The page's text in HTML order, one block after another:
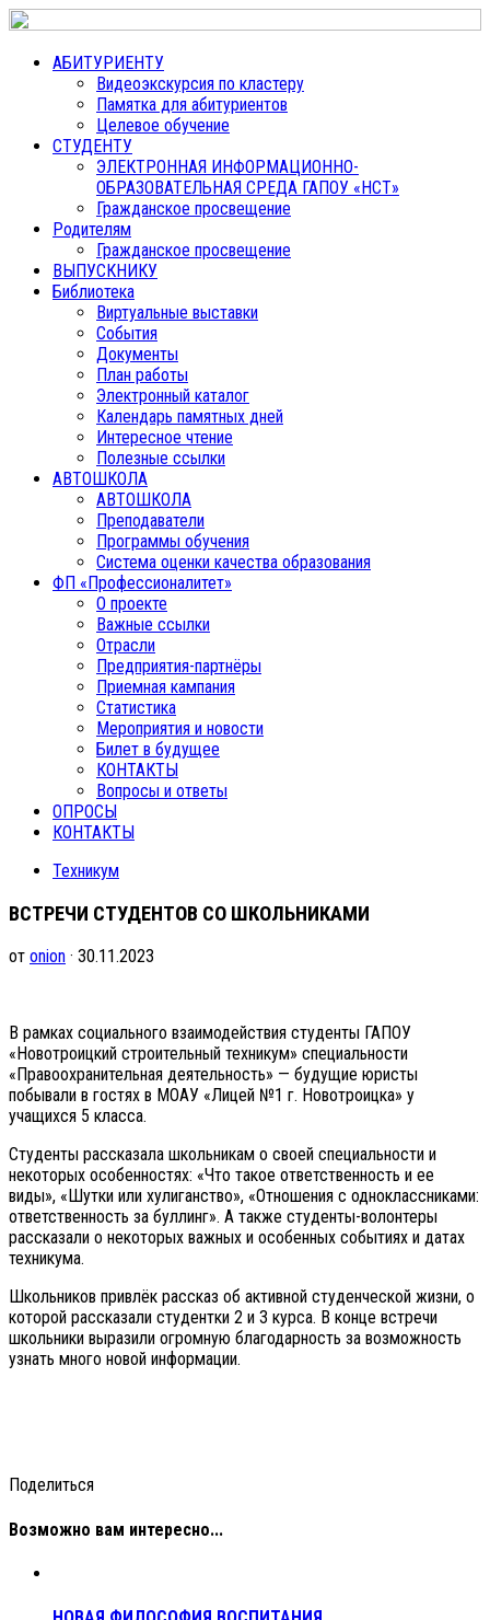
АБИТУРИЕНТУ
Видеоэкскурсия по кластеру
Памятка для абитуриентов
Целевое обучение
СТУДЕНТУ
ЭЛЕКТРОННАЯ ИНФОРМАЦИОННО-
ОБРАЗОВАТЕЛЬНАЯ СРЕДА ГАПОУ «НСТ»
Гражданское просвещение
Родителям
Гражданское просвещение
ВЫПУСКНИКУ
Библиотека
Виртуальные выставки
События
Документы
План работы
Электронный каталог
Календарь памятных дней
Интересное чтение
Полезные ссылки
АВТОШКОЛА
АВТОШКОЛА
Преподаватели
Программы обучения
Система оценки качества образования
ФП «Профессионалитет»
О проекте
Важные ссылки
Отрасли
Предприятия-партнёры
Приемная кампания
Статистика
Мероприятия и новости
Билет в будущее
КОНТАКТЫ
Вопросы и ответы
ОПРОСЫ
КОНТАКТЫ
Техникум
ВСТРЕЧИ СТУДЕНТОВ СО ШКОЛЬНИКАМИ
от onion · 30.11.2023
В рамках социального взаимодействия студенты ГАПОУ
«Новотроицкий строительный техникум» специальности
«Правоохранительная деятельность» — будущие юристы
побывали в гостях в МОАУ «Лицей №1 г. Новотроицка» у
учащихся 5 класса.
Студенты рассказала школьникам о своей специальности и
некоторых особенностях: «Что такое ответственность и ее
виды», «Шутки или хулиганство», «Отношения с одноклассниками:
ответственность за буллинг». А также студенты-волонтеры
рассказали о некоторых важных и особенных событиях и датах
техникума.
Школьников привлёк рассказ об активной студенческой жизни, о
которой рассказали студентки 2 и 3 курса. В конце встречи
школьники выразили огромную благодарность за возможность
узнать много новой информации.
Поделиться
Возможно вам интересно...